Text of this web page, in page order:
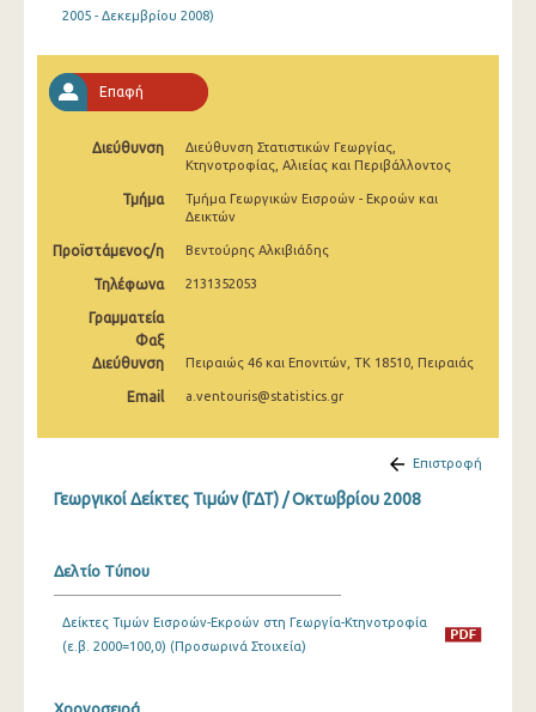
Ιουνίου 2025
Απριλίου 2025
Μαρτίου 2025
Φεβρουαρίου 2025
Δεκεμβρίου 2024
Νοεμβρίου 2024
Οκτωβρίου 2024
Ιουλίου 2024
Μαΐου 2024
Απριλίου 2024
2005 - Δεκεμβρίου 2008)
Επαφή
Διεύθυνση
Διεύθυνση Στατιστικών Γεωργίας,
Κτηνοτροφίας, Αλιείας και Περιβάλλοντος
Τμήμα
Τμήμα Γεωργικών Εισροών - Εκροών και
Δεικτών
Προϊστάμενος/η Βεντούρης Αλκιβιάδης
Τηλέφωνα 2131352053
Γραμματεία
Φαξ
Διεύθυνση
Πειραιώς 46 και Επονιτών, ΤΚ 18510, Πειραιάς
Email a.ventouris@statistics.gr
Επιστροφή
Γεωργικοί Δείκτες Τιμών (ΓΔΤ) / Οκτωβρίου 2008
Δελτίο Τύπου
Δείκτες Τιμών Εισροών-Εκροών στη Γεωργία-Κτηνοτροφία
(ε.β. 2000=100,0) (Προσωρινά Στοιχεία)
Χρονοσειρά